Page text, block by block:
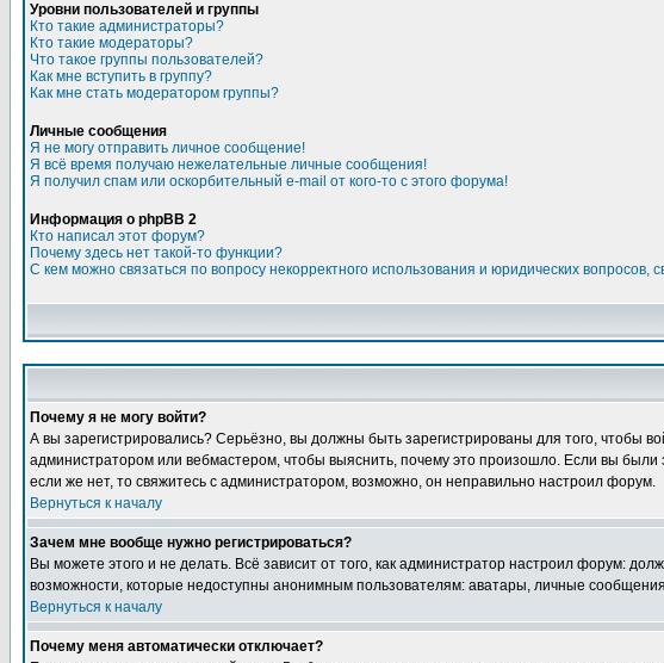
Уровни пользователей и группы
Кто такие администраторы?
Кто такие модераторы?
Что такое группы пользователей?
Как мне вступить в группу?
Как мне стать модератором группы?
Личные сообщения
Я не могу отправить личное сообщение!
Я всё время получаю нежелательные личные сообщения!
Я получил спам или оскорбительный e-mail от кого-то с этого форума!
Информация о phpBB 2
Кто написал этот форум?
Почему здесь нет такой-то функции?
С кем можно связаться по вопросу некорректного использования и юридических вопросов,
Почему я не могу войти?
А вы зарегистрировались? Серьёзно, вы должны быть зарегистрированы для того, чтобы
администратором или вебмастером, чтобы выяснить, почему это произошло. Если вы
если же нет, то свяжитесь с администратором, возможно, он неправильно настроил форум.
Вернуться к началу
Зачем мне вообще нужно регистрироваться?
Вы можете этого и не делать. Всё зависит от того, как администратор настроил форум:
возможности, которые недоступны анонимным пользователям: аватары, личные
Вернуться к началу
Почему меня автоматически отключает?